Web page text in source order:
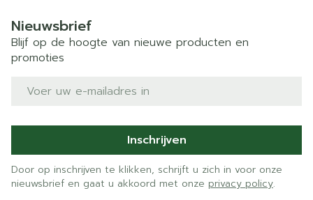
Nieuwsbrief
Blijf op de hoogte van nieuwe producten en
promoties
E-mail adres
Inschrijven
Door op inschrijven te klikken, schrijft u zich in voor onze
nieuwsbrief en gaat u akkoord met onze privacy policy.